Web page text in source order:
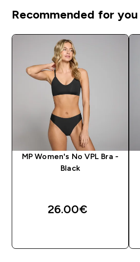
Recommended for you
MP Women's No VPL Bra -
Black
26.00€‎